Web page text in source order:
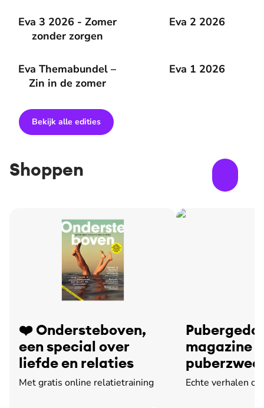
Eva 3 2026 - Zomer
zonder zorgen
Eva 3 2026 - Zomer zonder zorgen Eva 2 2026
Eva 2 2026
Eva Themabundel –
Zin in de zomer
Eva Themabundel – Zin in de zomer Eva 1 2026
Eva 1 2026
Bekijk alle edities
Shoppen
❤️ Ondersteboven,
een special over
liefde en relaties
Met gratis online relatietraining
magazine
leed
Echte verhalen